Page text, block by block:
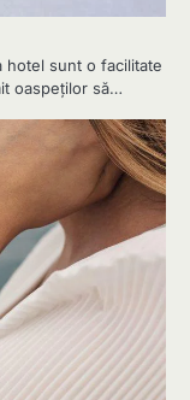
hotel sunt o facilitate
oaspeților să…